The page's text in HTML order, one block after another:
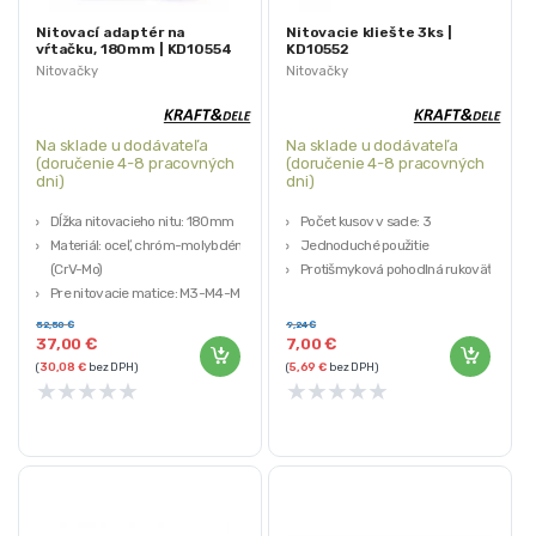
Nitovačky
Nitovací adaptér na
vŕtačku, 180mm | KD10554
Na sklade u dodávateľa
(doručenie 4-8 pracovných
dni)
Dĺžka nitovacieho nitu: 180mm
Materiál: oceľ, chróm-molybdén
(CrV-Mo)
Pre nitovacie matice: M3-M4-M5-
M6 M8 M10
Vhodné pre nitovacie matice:
hliník, meď, oceľ, nerezová oceľ
Šesťhranná tyč: 1/4″ HEX
37,00€
52,50€
(30,08€bez DPH)
★★★★★
Nitovačky
Nitovacie kliešte 3ks |
KD10552
Na sklade u dodávateľa
(doručenie 4-8 pracovných
dni)
Počet kusov v sade: 3
Jednoduché použitie
Protišmyková pohodlná rukoväť
7,00€
9,24€
(5,69€ bez DPH)
★★★★★